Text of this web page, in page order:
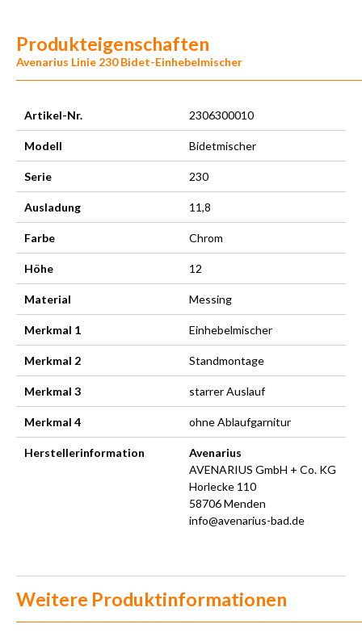
Produkteigenschaften
Avenarius Linie 230 Bidet-Einhebelmischer
Artikel-Nr. 2306300010
Modell Bidetmischer
Serie 230
Ausladung 11,8
Farbe Chrom
Höhe 12
Material Messing
Merkmal 1 Einhebelmischer
Merkmal 2 Standmontage
Merkmal 3 starrer Auslauf
Merkmal 4 ohne Ablaufgarnitur
Herstellerinformation
Avenarius
AVENARIUS GmbH + Co. KG
Horlecke 110
58706 Menden
info@avenarius-bad.de
Weitere Produktinformationen